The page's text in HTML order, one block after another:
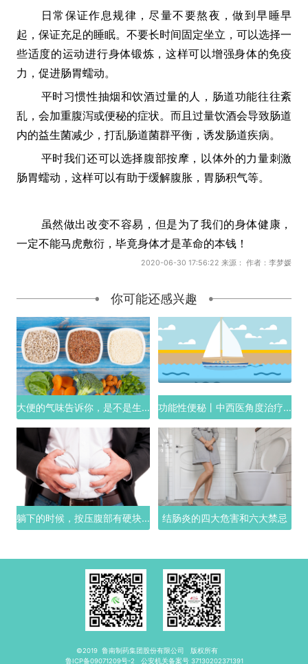
日常保证作息规律，尽量不要熬夜，做到早睡早
起，保证充足的睡眠。不要长时间固定坐立，可以选择一
些适度的运动进行身体锻炼，这样可以增强身体的免疫
力，促进肠胃蠕动。
平时习惯性抽烟和饮酒过量的人，肠道功能往往紊
乱，会加重腹泻或便秘的症状。而且过量饮酒会导致肠道
内的益生菌减少，打乱肠道菌群平衡，诱发肠道疾病。
平时我们还可以选择腹部按摩，以体外的力量刺激
肠胃蠕动，这样可以有助于缓解腹胀，胃肠积气等。
虽然做出改变不容易，但是为了我们的身体健康，
一定不能马虎敷衍，毕竟身体才是革命的本钱！
2020-06-30 17:56:22 来源： 作者：李梦媛
你可能还感兴趣
大便的气味告诉你，是不是生病了 功能性便秘丨中西医角度治疗思路
躺下的时候，按压腹部有硬块，是什么原因？ 结肠炎的四大危害和六大禁忌
©2019 鲁南制药集团股份有限公司
版权所有
鲁ICP备09071209号-2 公安机关备案号 37130202371391